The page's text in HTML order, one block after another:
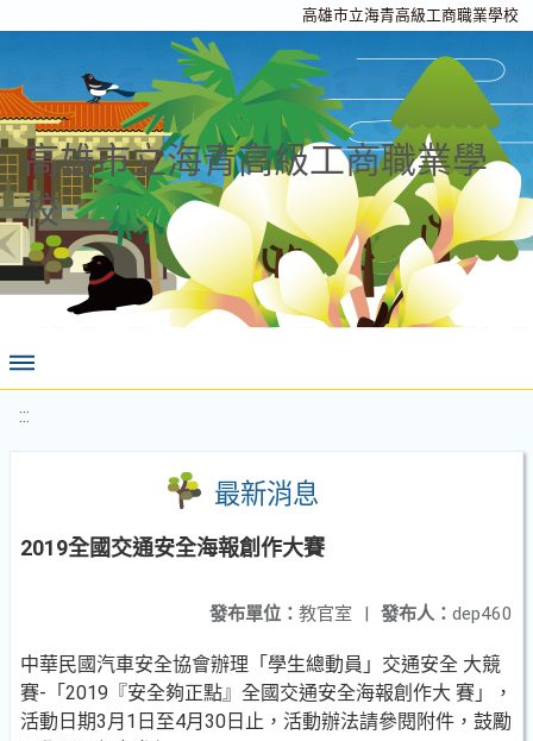
高雄市立海青高級工商職業學校
高雄市立海青高級工商職業學
校
:::
最新消息
2019全國交通安全海報創作大賽
發布人： dep460
發布單位： 教官室 |
中華民國汽車安全協會辦理「學生總動員」交通安全 大競
賽-「2019『安全夠正點』全國交通安全海報創作大 賽」，
活動日期3月1日至4月30日止，活動辦法請參閱附件，鼓勵